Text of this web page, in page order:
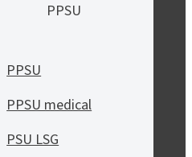
PPSU
PPSU
PPSU medical
PSU LSG